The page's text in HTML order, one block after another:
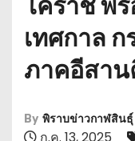
โคราช พ
เทศกาล
ภาคอีสา
By พิราบข่าวกาฬสินธุ์